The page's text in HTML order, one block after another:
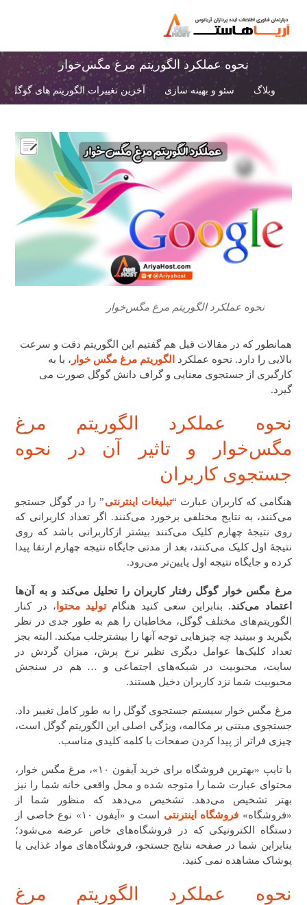
نحوه عملکرد الگوریتم مرغ مگس‌خوار
وبلاگ سئو و بهینه سازی آخرین تغییرات الگوریتم های گوگل
نحوه عملکرد الگوریتم مرغ مگس‌خوار
همانطور که در مقالات قبل هم گفتیم این الگوریتم دقت و سرعت
بالایی را دارد. نحوه عملکرد
الگوریتم مرغ مگس خوار ، با به
کارگیری از جستجوی معنایی وگراف دانش گوگل صورت می
گیرد.
نحوه عملکرد الگوریتم مرغ
مگس‌خوار و تاثیر آن در نحوه
جستجوی کاربران
هنگامی که کاربران عبارت “تبلیغات اینترنتی” را در گوگل جستجو
می‌کنند، به نتایج مختلفی برخورد می‌کنند. اگر تعداد کاربرانی که
روی نتیجۀ چهارم کلیک می‌کنند بیشتر ازکاربرانی باشد که روی
نتیجۀ اول کلیک می‌کنند، بعد از مدتی جایگاه نتیجه چهارم ارتقا پیدا
کرده و جایگاه نتیجه اول پایین‌تر می‌رود.
مرغ مگس خوار گوگل رفتار کاربران را تحلیل می‌کند و به آن‌ها
اعتماد می‌کند. بنابراین سعی کنید هنگامتولید محتوا ، در کنار
الگوریتم‌های مختلف گوگل، مخاطبان را هم به طور جدی در نظر
بگیرید و ببینید چه چیزهایی توجه آنها را بیشترجلب میکند. البته بجز
تعداد کلیک‌ها عوامل دیگری نظیر نرخ پرش، میزان گردش در
سایت، محبوبیت در شبکه‌های اجتماعی و … هم در سنجش
محبوبیت شما نزد کاربران دخیل هستند.
مرغ مگس خوار سیستم جستجوی گوگل را به طور کامل تغییر داد.
جستجوی مبتنی بر مکالمه، ویژگی اصلی این الگوریتم گوگل است،
چیزی فراتر از پیدا کردن صفحات با کلمه کلیدی مناسب.
با تایپ «بهترین فروشگاه برای خرید آیفون ۱۰»، مرغ مگس خوار،
محتوای عبارت شما را متوجه شده و محل واقعی خانه شما را نیز
بهتر تشخیص می‌دهد. تشخیص می‌دهد که منظور شما از
«فروشگاه» فروشگاه اینترنتی
است و «آیفون ۱۰» نوع خاصی از
دستگاه الکترونیکی که در فروشگاه‌های خاص عرضه می‌شود؛
بنابراین شما در صفحه نتایج جستجو، فروشگاه‌های مواد غذایی یا
پوشاک مشاهده نمی کنید.
نحوه عملکرد الگوریتم مرغ